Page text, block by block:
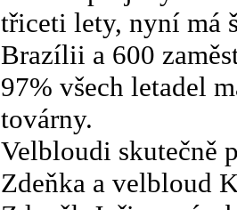
třiceti lety, nyní má
Brazílii a 600
97% všech letadel
továrny.
Velbloudi skutečně
Zdeňka a velbloud